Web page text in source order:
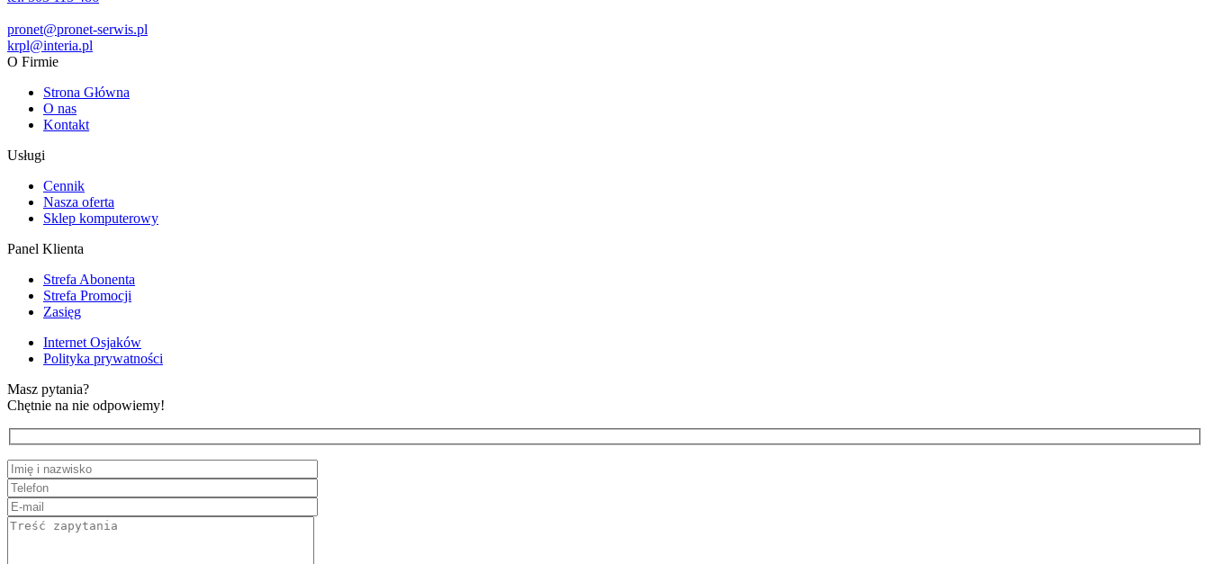
pronet@pronet-serwis.pl
krpl@interia.pl
O Firmie
Strona Główna
O nas
Kontakt
Usługi
Cennik
Nasza oferta
Sklep komputerowy
Panel Klienta
Strefa Abonenta
Strefa Promocji
Zasięg
Internet Osjaków
Polityka prywatności
Masz pytania?
Chętnie na nie odpowiemy!